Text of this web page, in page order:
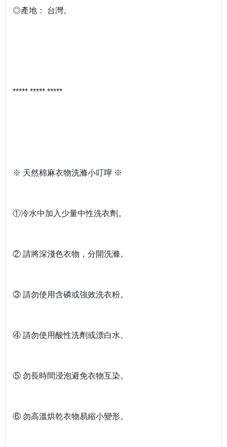
◎產地： 台灣。
***** ***** *****
※ 天然棉麻衣物洗滌小叮嚀 ※
①冷水中加入少量中性洗衣劑。
② 請將深淺色衣物，分開洗滌。
③ 請勿使用含磷或強效洗衣粉。
④ 請勿使用酸性洗劑或漂白水。
⑤ 勿長時間浸泡避免衣物互染。
⑥ 勿高溫烘乾衣物易縮小變形。